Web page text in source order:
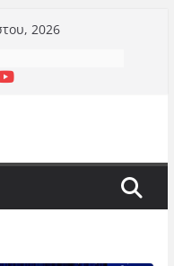
2026